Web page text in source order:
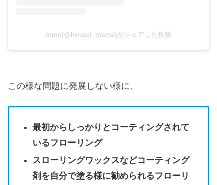
tomo(@himaot_mama)がシェアした投稿
この様な問題に発展しない様に、
最初からしっかりとコーティングされて
いるフローリング
スローリングワックスなどコーティング
剤を自分で塗る様に勧められるフローリ